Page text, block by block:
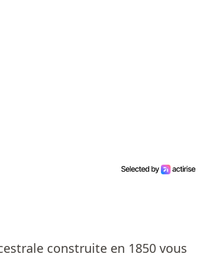
construite en 1850 vous